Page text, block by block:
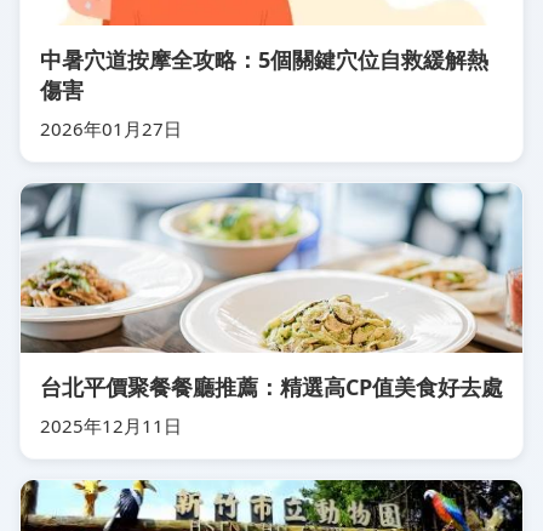
中暑穴道按摩全攻略：5個關鍵穴位自救緩解熱
傷害
2026年01月27日
台北平價聚餐餐廳推薦：精選高CP值美食好去處
2025年12月11日